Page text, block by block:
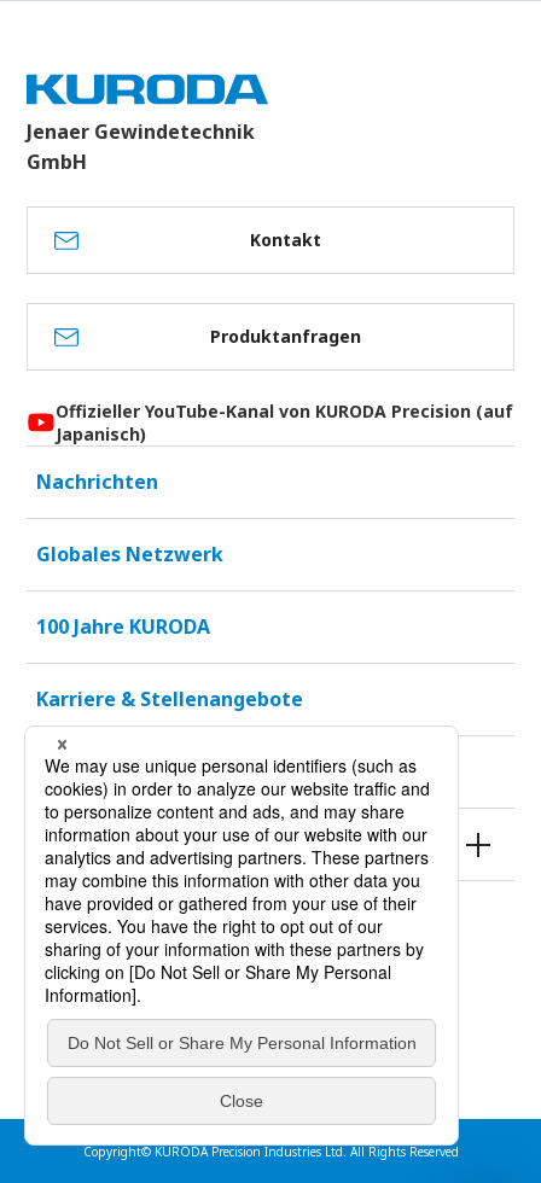
Jenaer Gewindetechnik
GmbH
Kontakt
Produktanfragen
Offizieller YouTube-Kanal von KURODA Precision (auf
Japanisch)
Nachrichten
Globales Netzwerk
100 Jahre KURODA
Karriere & Stellenangebote
Nachhaltigkeit
Produkte
Nutzungsbedingungen
Datenschutzrichtlinien
impressum
Copyright© KURODA Precision Industries Ltd. All Rights Reserved